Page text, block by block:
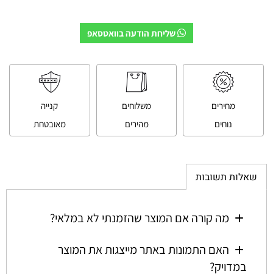
שליחת הודעה בוואטסאפ
מחירים
נוחים
משלוחים
מהירים
קנייה
מאובטחת
שאלות תשובות
מה קורה אם המוצר שהזמנתי לא במלאי?
האם התמונות באתר מייצגות את המוצר
במדויק?